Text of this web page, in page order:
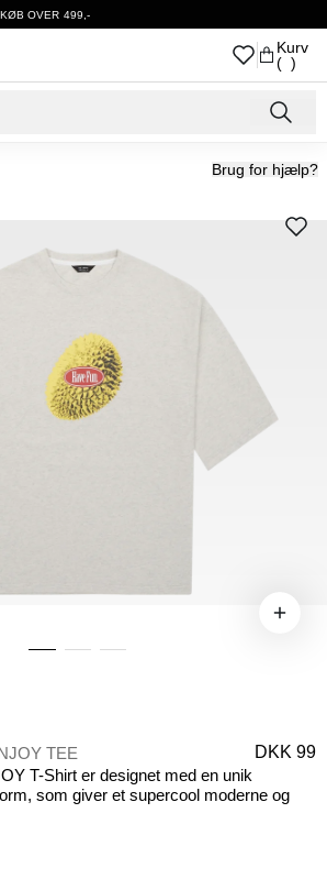
OVER 499,-
Kurv
( )
Brug for hjælp?
TEE
DKK 99
T-Shirt er designet med en unik
som giver et supercool moderne og